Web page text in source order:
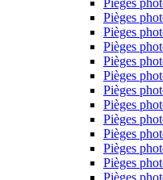
Pièges
Pièges
Pièges
Pièges
Pièges
Pièges
Pièges
Pièges
Pièges
Pièges
Pièges
Pièges
Pièges